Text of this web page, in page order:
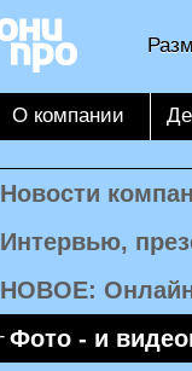
О компании
Новости
Интервью,
НОВОЕ:
Фото - и